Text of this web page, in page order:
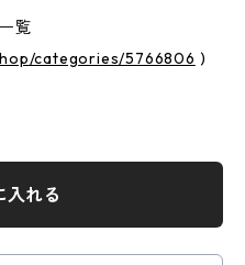
覧
categories/5766806 )
入れる